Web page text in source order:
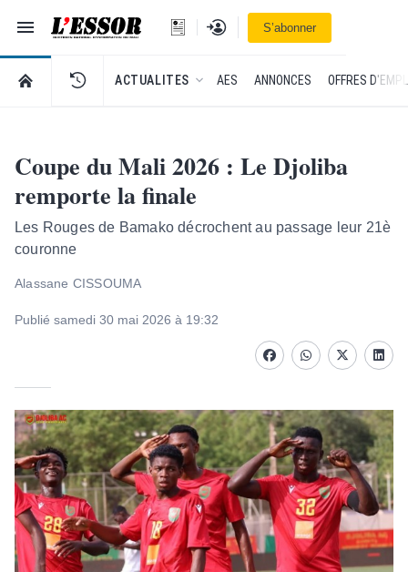
Navigation
L'Essor - retour à la une
Se connecterS’abonner
RETOUR À LA PAGE D’ACCUEIL DE L'ESSOR
ACTUALITES AES ANNONCES OFFRES
Coupe du Mali 2026 : Le Djoliba
remporte la finale
Les Rouges de Bamako décrochent au passage leur 21è
couronne
Alassane CISSOUMA
Publié samedi 30 mai 2026 à 19:32
FacebookwhatsappTwitter